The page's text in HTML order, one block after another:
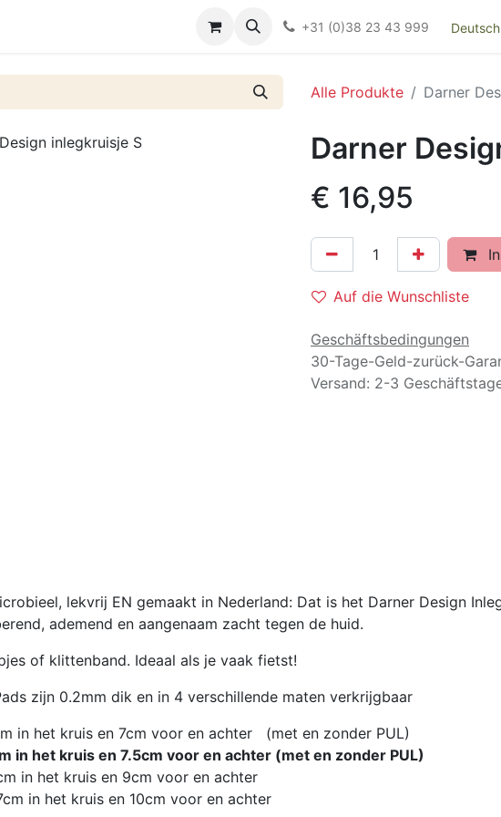
Kieswijzer nacht- en kraamverband
+31 (0)38 23 43 999 Deutsch
Alle Produkte Darner
Darner
€ 16,95
Auf die Wunschliste
Geschäftsbedingungen
30-Tage-Geld-zurück-
Versand: 2-3
lekvrij EN gemaakt in Nederland: Dat is het Darner Design
ademend en aangenaam zacht tegen de huid.
of klittenband. Ideaal als je vaak fietst!
zijn 0.2mm dik en in 4 verschillende maten verkrijgbaar
in het kruis en 7cm voor en achter (met en zonder PUL)
in het kruis en 7.5cm voor en achter (met en zonder PUL)
in het kruis en 9cm voor en achter
in het kruis en 10cm voor en achter